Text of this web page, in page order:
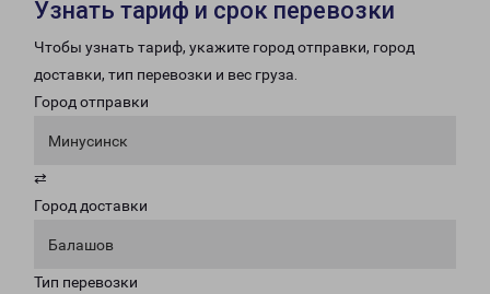
Узнать тариф и срок перевозки
Чтобы узнать тариф, укажите город отправки, город
доставки, тип перевозки и вес груза.
Город отправки
Минусинск
⇄
Город доставки
Балашов
Тип перевозки